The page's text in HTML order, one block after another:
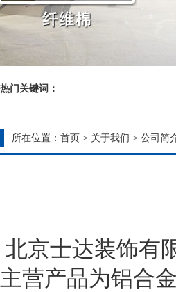
热门关键词：
所在位置： 首页 > 关于我们 > 公司简
北京士达装饰有
主营产品为铝合